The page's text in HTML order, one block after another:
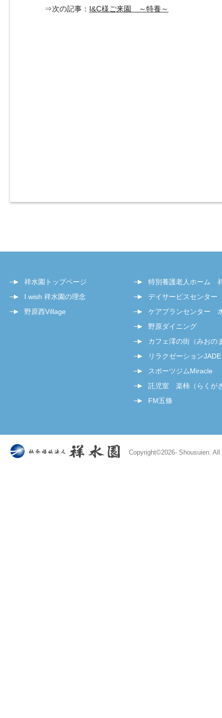
⇒次の記事： I&C様ご来園 ～特養～
祥水園トップページ
I wish 祥水園の理念
野原西Village
特別養護老人ホーム
デイサービスセンタ
ケアプランセンター
野原ダイニング
カフェ澪の街（みおの
リラクゼーションJADE
スポーツジムMiracle
託児室 楽柿（らくが
FM五條
Copyright©2026- Shousuien.